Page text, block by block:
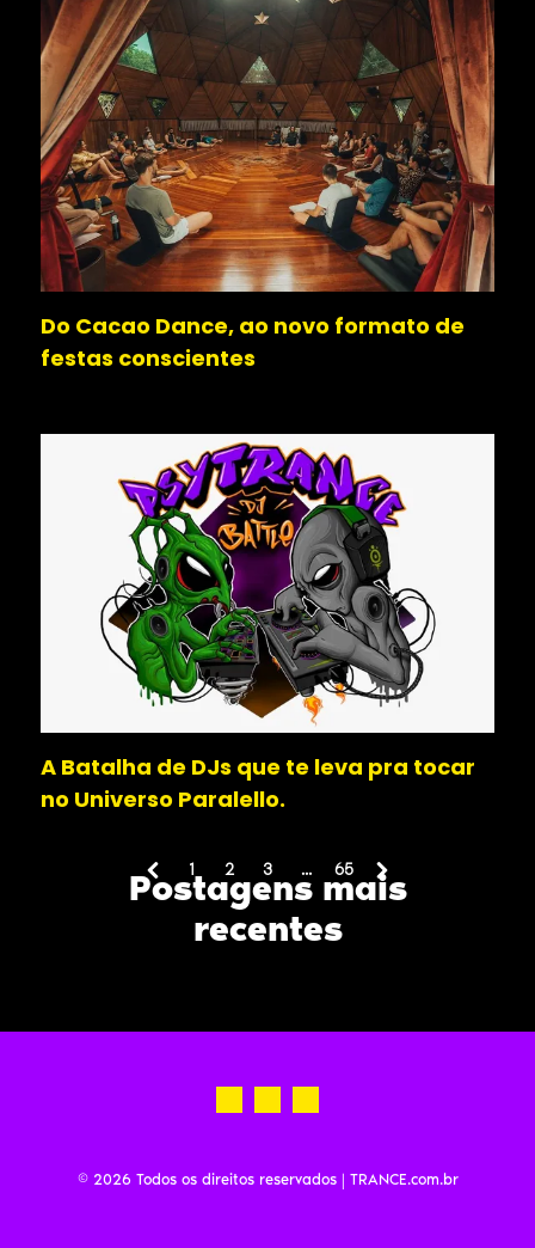
Postagens mais
recentes
Do Cacao Dance, ao novo formato de
festas conscientes
A Batalha de DJs que te leva pra tocar
no Universo Paralello.
1
(
c
n
2 3 ... 65
© 2026 Todos os direitos reservados | TRANCE.com.br